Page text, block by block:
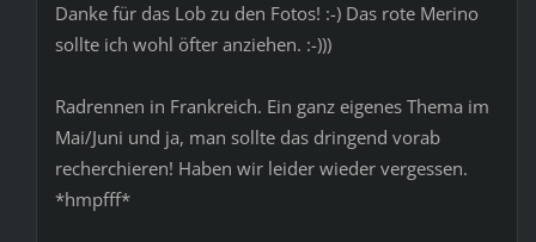
Danke für das Lob zu den Fotos! :-) Das rote Merino
sollte ich wohl öfter anziehen. :-)))
Radrennen in Frankreich. Ein ganz eigenes Thema im
Mai/Juni und ja, man sollte das dringend vorab
recherchieren! Haben wir leider wieder vergessen.
*hmpfff*